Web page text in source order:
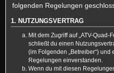
folgenden Regelungen
1. NUTZUNGSVERTRAG
Mit dem Zugriff auf „ATV-Quad-
schließt du einen
(im Folgenden „Betreiber“)
Regelungen einverstanden.
Wenn du mit diesen